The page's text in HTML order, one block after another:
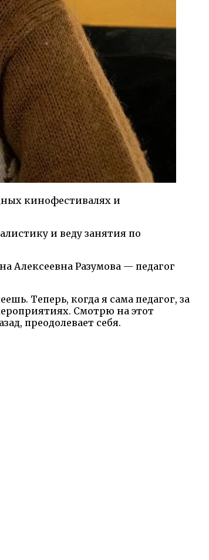
кинофестивалях и
и веду занятия по
Алексеевна Разумова — педагог
Теперь, когда я сама педагог, за
Смотрю на этот
преодолевает себя.